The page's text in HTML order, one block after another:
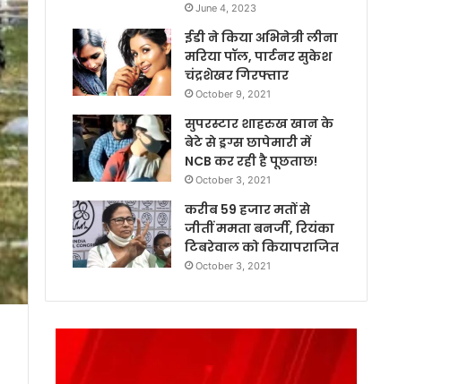
June 4, 2023
ईडी ने किया अभिनेत्री लीना
मरिया पॉल, पार्टनर सुकेश
चंद्रशेखर गिरफ्तार
October 9, 2021
सुपरस्टार शाहरुख खान के
बेटे से ड्रग्स छापेमारी में
NCB कर रही है पूछताछ!
October 3, 2021
करीब 59 हजार मतों से
जीतीं ममता बनर्जी, रियंका
टिबरेवाल को कियापराजित
October 3, 2021